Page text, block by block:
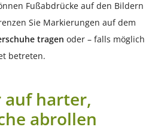
Fußabdrücke auf den Bildern
Sie Markierungen auf dem
tragen oder – falls möglich
betreten.
auf harter,
abrollen